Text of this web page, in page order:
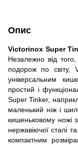
Опис
Victorinox Super
Незалежно від
подорож по світу,
універсальним
простий і
Super Tinker,
маленький ніж і
кишеньковому ножі
нержавіючої сталі
компактним